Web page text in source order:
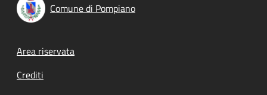
Comune di Pompiano
Footer menu
Area riservata
Crediti